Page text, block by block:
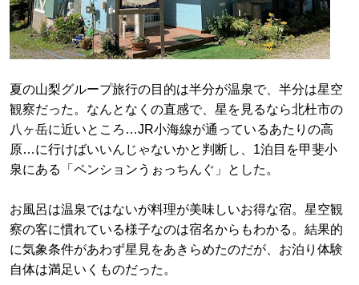
夏の山梨グループ旅行の目的は半分が温泉で、半分は星空
観察だった。なんとなくの直感で、星を見るなら北杜市の
八ヶ岳に近いところ…JR小海線が通っているあたりの高
原…に行けばいいんじゃないかと判断し、1泊目を甲斐小
泉にある「ペンションうぉっちんぐ」とした。
お風呂は温泉ではないが料理が美味しいお得な宿。星空観
察の客に慣れている様子なのは宿名からもわかる。結果的
に気象条件があわず星見をあきらめたのだが、お泊り体験
自体は満足いくものだった。